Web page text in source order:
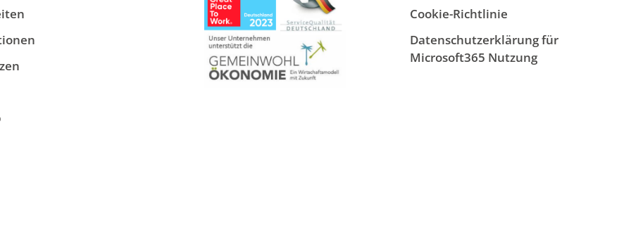
Cookie-Richtlinie
Datenschutzerklärung für
Microsoft365 Nutzung